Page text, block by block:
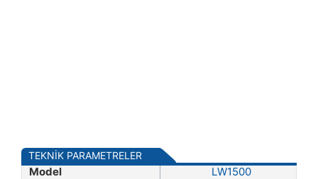
TEKNİK PARAMETRELER
Model
LW1500